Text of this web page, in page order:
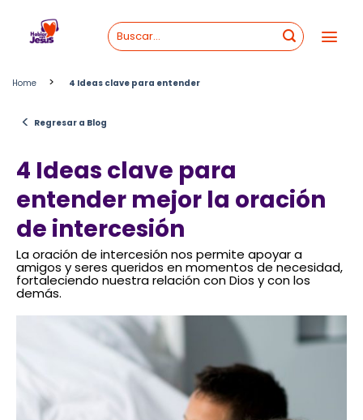
content
Home > 4 Ideas clave para entender
< Regresar a Blog
4 Ideas clave para
entender mejor la oración
de intercesión
La oración de intercesión nos permite apoyar a
amigos y seres queridos en momentos de necesidad,
fortaleciendo nuestra relación con Dios y con los
demás.